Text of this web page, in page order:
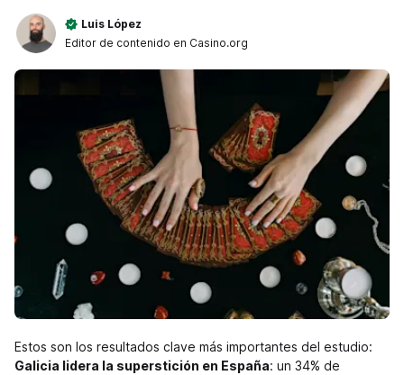
Luis López
Editor de contenido en Casino.org
Estos son los resultados clave más importantes del estudio:
Galicia lidera la superstición en España: un 34% de